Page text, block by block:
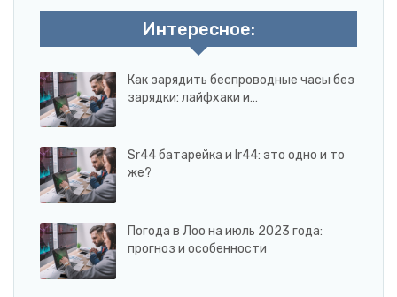
Интересное:
Как зарядить беспроводные часы без
зарядки: лайфхаки и…
Sr44 батарейка и lr44: это одно и то
же?
Погода в Лоо на июль 2023 года:
прогноз и особенности